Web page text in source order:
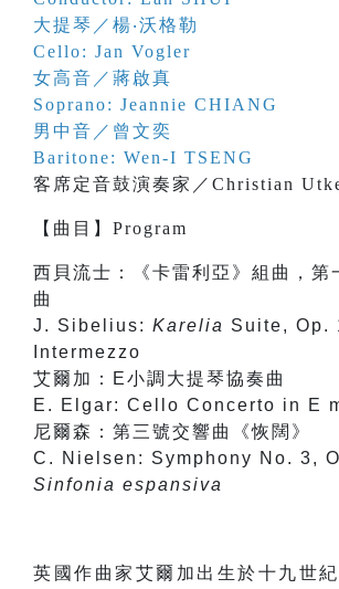
大提琴／楊‧沃格勒
Cello: Jan Vogler
女高音／蔣啟真
Soprano: Jeannie CHIANG
男中音／曾文奕
Baritone: Wen-I TSENG
客席定音鼓演奏家／Christian
【 曲目 】 Program
西貝流士：《卡雷利亞》組曲，第
曲
J. Sibelius: Karelia Suite, Op.
Intermezzo
艾爾加：E小調大提琴協奏曲
E. Elgar: Cello Concerto in E
尼爾森：第三號交響曲《恢闊》
C. Nielsen: Symphony No. 3,
Sinfonia espansiva
英國作曲家艾爾加出生於十九世